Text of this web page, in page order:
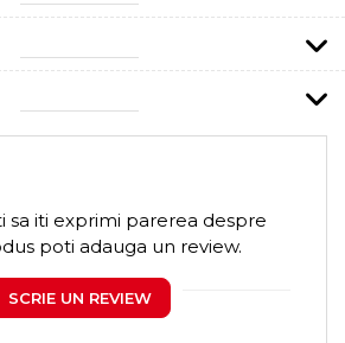
sa iti exprimi parerea despre
poti adauga un review.
SCRIE UN REVIEW